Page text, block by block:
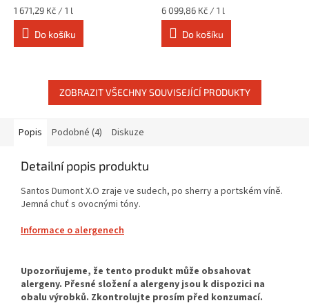
Měrná
cena:
1 671,29 Kč / 1 l
Do košíku
Měrná
cena:
6 099,86 Kč / 1 l
Do košíku
ZOBRAZIT VŠECHNY SOUVISEJÍCÍ PRODUKTY
Popis Podobné (4) Diskuze
Detailní popis produktu
Santos Dumont X.O zraje ve sudech, po sherry a portském víně.
Jemná chuť s ovocnými tóny.
Informace o alergenech